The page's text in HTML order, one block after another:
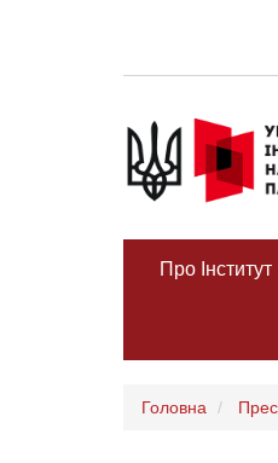
Про Інститут
Головна